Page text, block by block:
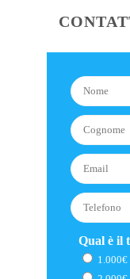
Qual è il
1.000€